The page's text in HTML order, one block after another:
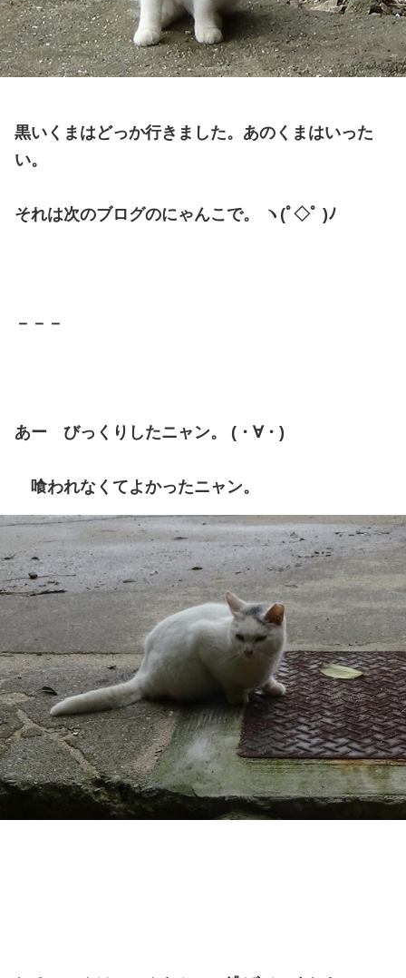
黒いくまはどっか行きました。あのくまはいった
い。
それは次のブログのにゃんこで。 ヽ(ﾟ◇ﾟ )ﾉ
－－－
あー びっくりしたニャン。 (・∀・)
喰われなくてよかったニャン。